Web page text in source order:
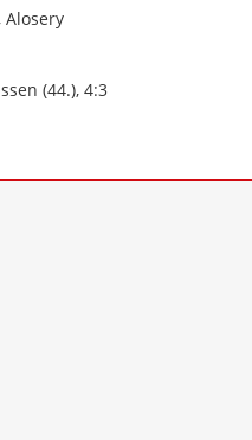
Alosery
(44.), 4:3